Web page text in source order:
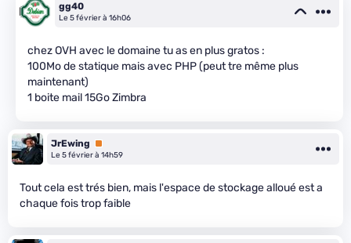
gg40
Le 5 février à 16h06
chez OVH avec le domaine tu as en plus gratos :
100Mo de statique mais avec PHP (peut tre même plus
maintenant)
1 boite mail 15Go Zimbra
JrEwing
Premium
Le 5 février à 14h59
Tout cela est trés bien, mais l'espace de stockage alloué est a
chaque fois trop faible